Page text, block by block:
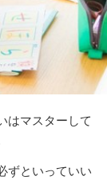
はマスターして
ずといっていい